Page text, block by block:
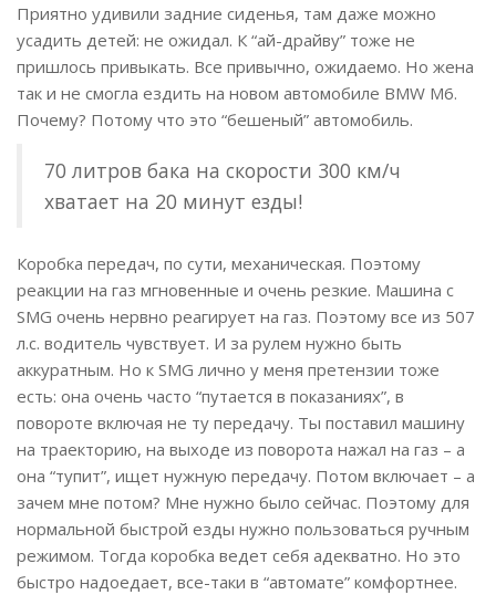
Приятно удивили задние сиденья, там даже можно
усадить детей: не ожидал. К “ай-драйву” тоже не
пришлось привыкать. Все привычно, ожидаемо. Но жена
так и не смогла ездить на новом автомобиле BMW M6.
Почему? Потому что это “бешеный” автомобиль.
70 литров бака на скорости 300 км/ч
хватает на 20 минут езды!
Коробка передач, по сути, механическая. Поэтому
реакции на газ мгновенные и очень резкие. Машина с
SMG очень нервно реагирует на газ. Поэтому все из 507
л.с. водитель чувствует. И за рулем нужно быть
аккуратным. Но к SMG лично у меня претензии тоже
есть: она очень часто “путается в показаниях”, в
повороте включая не ту передачу. Ты поставил машину
на траекторию, на выходе из поворота нажал на газ – а
она “тупит”, ищет нужную передачу. Потом включает – а
зачем мне потом? Мне нужно было сейчас. Поэтому для
нормальной быстрой езды нужно пользоваться ручным
режимом. Тогда коробка ведет себя адекватно. Но это
быстро надоедает, все-таки в “автомате” комфортнее.